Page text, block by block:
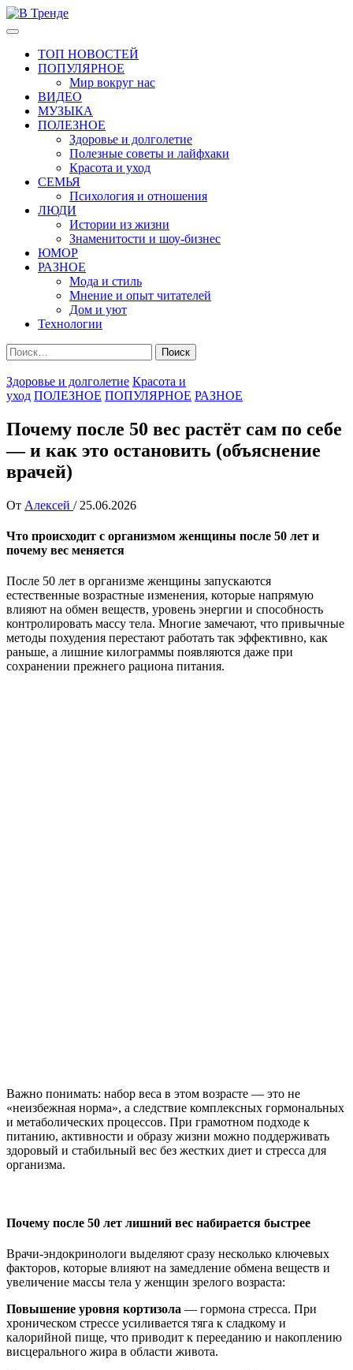
Перейти
к
Основное
ТОП НОВОСТЕЙ
ПОПУЛЯРНОЕ
Мир вокруг нас
ВИДЕО
МУЗЫКА
ПОЛЕЗНОЕ
Здоровье и долголетие
Полезные советы и лайфхаки
Красота и уход
СЕМЬЯ
Психология и отношения
ЛЮДИ
Истории из жизни
Знаменитости и шоу-бизнес
ЮМОР
РАЗНОЕ
Мода и стиль
Мнение и опыт читателей
Дом и уют
Технологии
Найти:
Здоровье и долголетие Красота и
уход ПОЛЕЗНОЕ ПОПУЛЯРНОЕ РАЗНОЕ
Почему после 50 вес растёт сам по себе
— и как это остановить (объяснение
врачей)
От Алексей / 25.06.2026
Что происходит с организмом женщины после 50 лет и
почему вес меняется
После 50 лет в организме женщины запускаются
естественные возрастные изменения, которые напрямую
влияют на обмен веществ, уровень энергии и способность
контролировать массу тела. Многие замечают, что привычные
методы похудения перестают работать так эффективно, как
раньше, а лишние килограммы появляются даже при
сохранении прежнего рациона питания.
Важно понимать: набор веса в этом возрасте — это не
«неизбежная норма», а следствие комплексных гормональных
и метаболических процессов. При грамотном подходе к
питанию, активности и образу жизни можно поддерживать
здоровый и стабильный вес без жестких диет и стресса для
организма.
Почему после 50 лет лишний вес набирается быстрее
Врачи-эндокринологи выделяют сразу несколько ключевых
факторов, которые влияют на замедление обмена веществ и
увеличение массы тела у женщин зрелого возраста:
Повышение уровня кортизола — гормона стресса. При
хроническом стрессе усиливается тяга к сладкому и
калорийной пище, что приводит к перееданию и накоплению
висцерального жира в области живота.